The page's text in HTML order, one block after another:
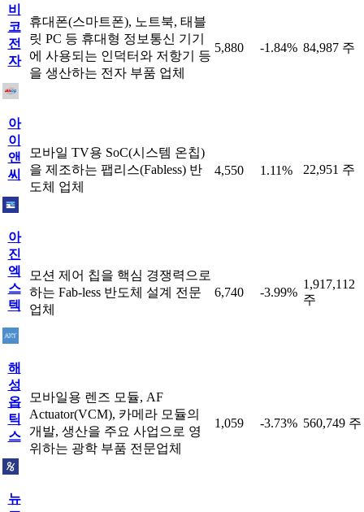
비
코
전
자
휴대폰(스마트폰), 노트북, 태블
릿 PC 등 휴대형 정보통신 기기
에 사용되는 인덕터와 저항기 등
을 생산하는 전자 부품 업체
5,880 -1.84% 84,987 주
아
이
앤
씨
모바일 TV용 SoC(시스템 온칩)
을 제조하는 팹리스(Fabless) 반
도체 업체
4,550 1.11% 22,951 주
아
진
엑
스
텍
모션 제어 칩을 핵심 경쟁력으로
하는 Fab-less 반도체 설계 전문
업체
6,740 -3.99%
1,917,112
주
해
성
옵
틱
스
모바일용 렌즈 모듈, AF
Actuator(VCM), 카메라 모듈의
개발, 생산을 주요 사업으로 영
위하는 광학 부품 전문업체
1,059 -3.73% 560,749 주
뉴